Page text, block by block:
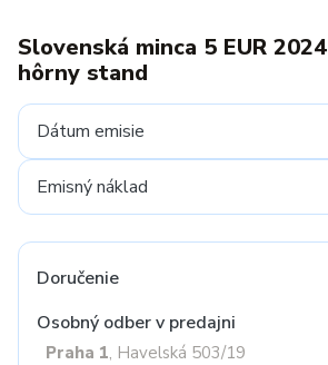
Slovenská minca 5 EUR
hôrny stand
Dátum emisie
Emisný náklad
Doručenie
Osobný odber v predajni
Praha 1, Havelská 503/19